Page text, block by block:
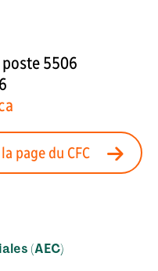
5506
page du CFC
(AEC)